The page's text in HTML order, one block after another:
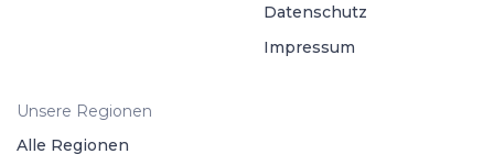
Datenschutz
Impressum
Unsere Regionen
Alle Regionen